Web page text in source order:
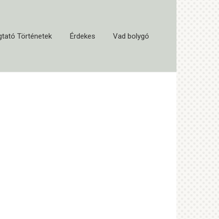
Történetek Érdekes Vad bolygó